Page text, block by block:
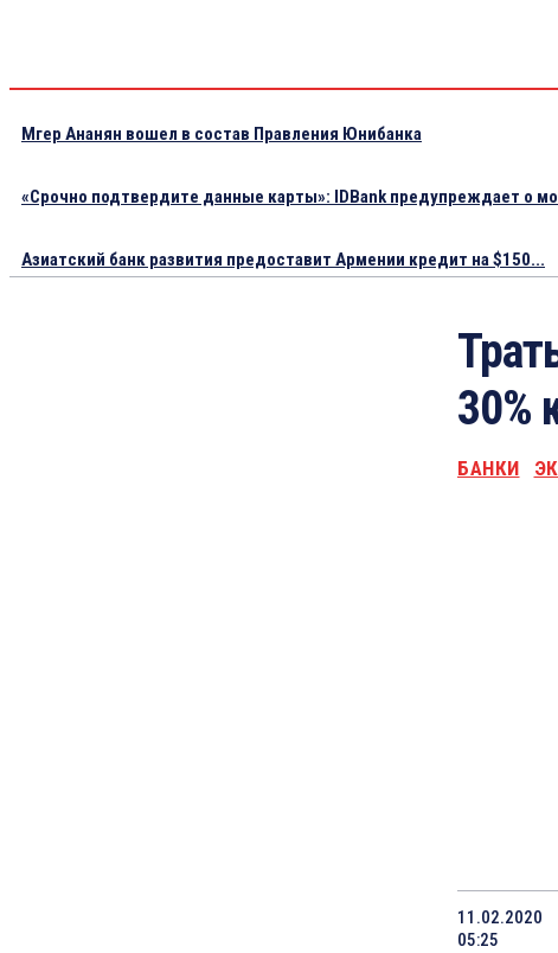
Мгер Ананян вошел в состав Правления Юнибанка
«Срочно подтвердите данные карты»: IDBank предупреждает о
Азиатский банк развития предоставит Армении кредит на $150...
30%
БАНКИ
11.02.2020
05:25